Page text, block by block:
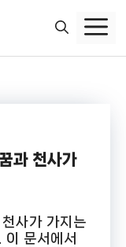
과 천사가
사가 가지는
이 문서에서